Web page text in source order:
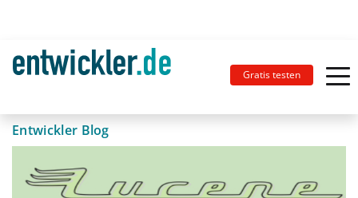
Gratis testen
Entwickler Blog